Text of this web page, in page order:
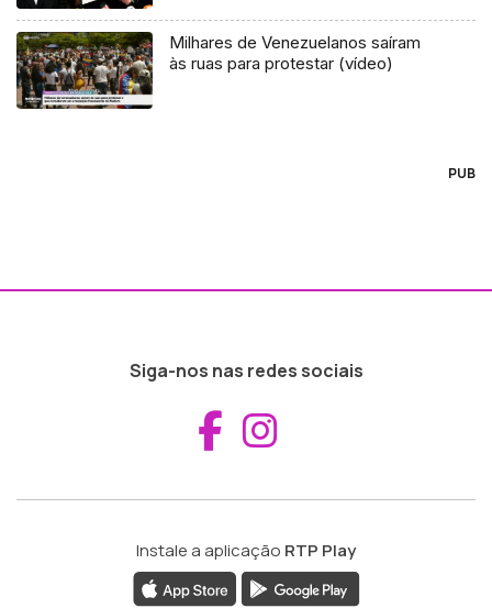
Milhares de Venezuelanos saíram
às ruas para protestar (vídeo)
PUB
Siga-nos nas redes sociais
Aceder ao
Instale a aplicação RTP Play